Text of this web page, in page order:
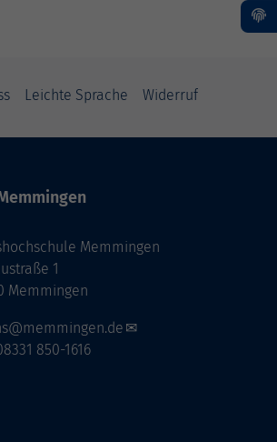
Leichte Sprache Widerruf
Memmingen
1
Memmingen
850-1616